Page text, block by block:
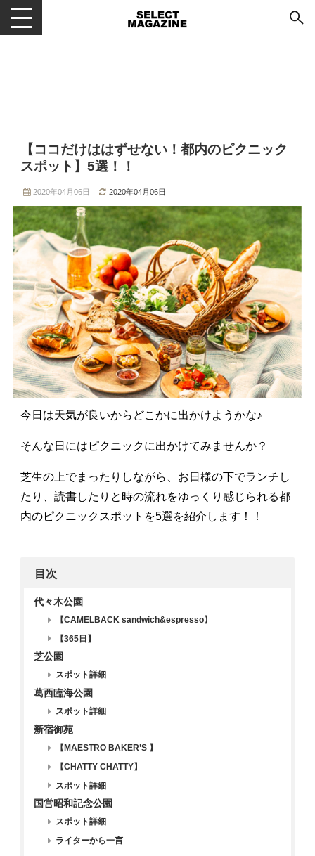
メニューを開閉する
【ココだけははずせない！都内のピクニック
スポット】5選！！
2020年04月06日 2020年04月06日
今日は天気が良いからどこかに出かけようかな♪
そんな日にはピクニックに出かけてみませんか？
芝生の上でまったりしながら、お日様の下でランチし
たり、読書したりと時の流れをゆっくり感じられる都
内のピクニックスポットを5選を紹介します！！
目次
代々木公園
【CAMELBACK sandwich&espresso】
【365日】
芝公園
スポット詳細
葛西臨海公園
スポット詳細
新宿御苑
【MAESTRO BAKER’S 】
【CHATTY CHATTY】
スポット詳細
国営昭和記念公園
スポット詳細
ライターから一言